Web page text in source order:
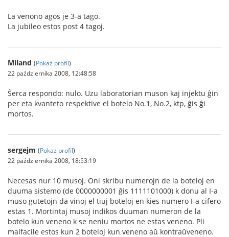
La venono agos je 3-a tago.
La jubileo estos post 4 tagoj.
Miland (Pokaż profil)
22 października 2008, 12:48:58
Ŝerca respondo: nulo. Uzu laboratorian muson kaj injektu ĝin
per eta kvanteto respektive el botelo No.1, No.2, ktp, ĝis ĝi
mortos.
sergejm (Pokaż profil)
22 października 2008, 18:53:19
Necesas nur 10 musoj. Oni skribu numerojn de la boteloj en
duuma sistemo (de 0000000001 ĝis 1111101000) k donu al I-a
muso gutetojn da vinoj el tiuj boteloj en kies numero I-a cifero
estas 1. Mortintaj musoj indikos duuman numeron de la
botelo kun veneno k se neniu mortos ne estas veneno. Pli
malfacile estos kun 2 boteloj kun veneno aŭ kontraŭveneno.